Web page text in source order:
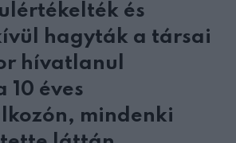
és
hagyták a társai
hívatlanul
10 éves
mindenki